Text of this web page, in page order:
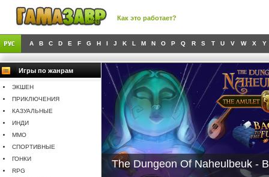
Как это работает?
A B C D E F G H I J K L M N O P Q R S T U V W X Y
Игры по жанрам
ЭКШЕН
ПРИКЛЮЧЕНИЯ
КАЗУАЛЬНЫЕ
ИНДИ
MMO
СПОРТИВНЫЕ
ГОНКИ
RPG
The Dungeon Of Naheulbeuk -